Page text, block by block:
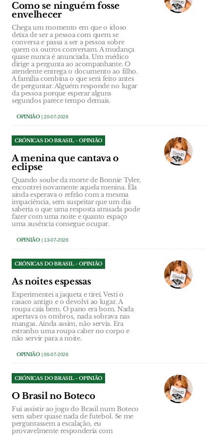
Como se ninguém fosse
envelhecer
Chega um momento em que o idoso
deixa de ser a pessoa com quem se
conversa e passa a ser a pessoa sobre
quem os outros conversam. A mudança
quase nunca é anunciada. Um médico
dirige a pergunta ao acompanhante. O
atendente entrega o documento ao filho.
A família combina o que será feito antes
de perguntar. Alguém responde no lugar
da pessoa porque esperar alguns
segundos parece tempo demais.
OPINIÃO| 20-07-2026
CRÓNICAS DO BRASIL - OPINIÃO
A menina que cantava o
eclipse
Quando soube da morte de Bonnie Tyler,
encontrei novamente aquela menina. Ela
ainda esperava o refrão com a mesma
impaciência, sem suspeitar que um dia
saberia o que uma resposta atrasada pode
fazer com uma noite e quanto espaço
uma ausência consegue ocupar.
OPINIÃO| 13-07-2026
CRÓNICAS DO BRASIL - OPINIÃO
As noites espessas
Experimentei a jaqueta e tirei. Vesti o
casaco antigo e o devolvi ao lugar. A
roupa caía bem. O pano era bom. Nada
apertava os ombros, nada sobrava nas
mangas. Ainda assim, não servia. Era
estranho uma roupa caber no corpo e
não servir para a noite.
OPINIÃO| 06-07-2026
CRÓNICAS DO BRASIL - OPINIÃO
O Brasil no Boteco
Fui assistir ao jogo do Brasil num Boteco
sem saber quase nada de futebol. Se me
perguntassem a escalação, eu
provavelmente responderia com